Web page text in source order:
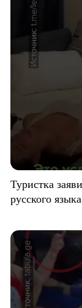
Туристка
русского языка